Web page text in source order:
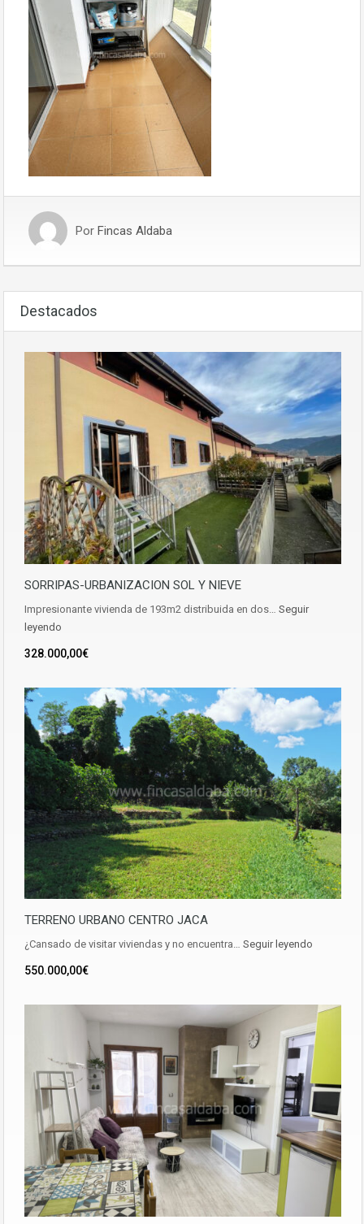
Por Fincas Aldaba
Destacados
SORRIPAS-URBANIZACION SOL Y NIEVE
Impresionante vivienda de 193m2 distribuida en dos… Seguir
leyendo
328.000,00€
TERRENO URBANO CENTRO JACA
¿Cansado de visitar viviendas y no encuentra… Seguir leyendo
550.000,00€